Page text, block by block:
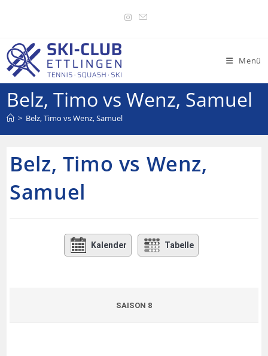
Menü
Belz, Timo vs Wenz, Samuel
> Belz, Timo vs Wenz, Samuel
Belz, Timo vs Wenz,
Samuel
Kalender Tabelle
SAISON 8